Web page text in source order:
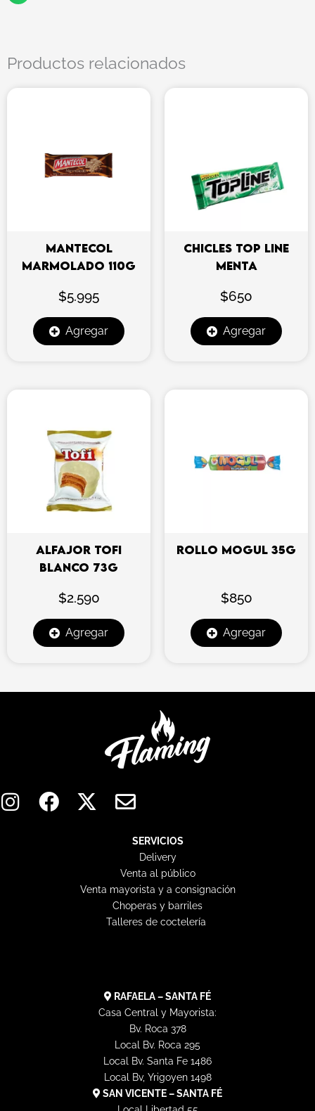
Productos relacionados
MANTECOL
MARMOLADO 110G
$5.995
Agregar
CHICLES TOP LINE
MENTA
$650
Agregar
ALFAJOR TOFI
BLANCO 73G
$2.590
Agregar
ROLLO MOGUL 35G
$850
Agregar
n
a
-
t
n
e
l
o
p
e
SERVICIOS
Delivery
Venta al público
Venta mayorista y a consignación
Choperas y barriles
Talleres de coctelería
RAFAELA – SANTA FÉ
Casa Central y Mayorista:
Bv. Roca 378
Local Bv. Roca 295
Local Bv. Santa Fe 1486
Local Bv, Yrigoyen 1498
SAN VICENTE – SANTA FÉ